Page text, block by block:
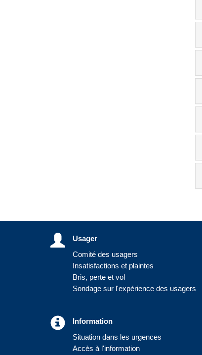
Usager
Comité des usagers
Insatisfactions et plaintes
Bris, perte et vol
Sondage sur l'expérience des usagers
Information
Situation dans les urgences
Accès à l'information